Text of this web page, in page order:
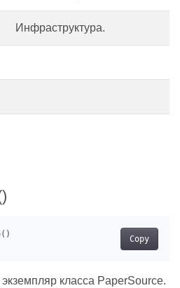
Инфраструктура.
Copy
класса PaperSource.